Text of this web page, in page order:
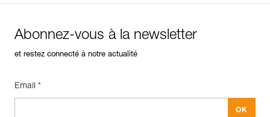
Abonnez-vous à la newsletter
et restez connecté à notre actualité
Email *